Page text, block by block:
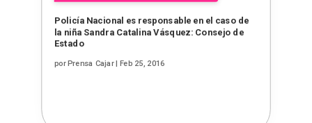
Policía Nacional es responsable en el caso de
la niña Sandra Catalina Vásquez: Consejo de
Estado
porPrensa Cajar| Feb 25, 2016